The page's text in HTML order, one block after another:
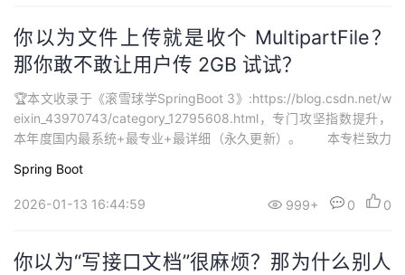
你以为文件上传就是收个 MultipartFile？
那你敢不敢让用户传 2GB 试试？
🏆本文收录于《滚雪球学SpringBoot 3》:https://blog.csdn.net/w
eixin_43970743/category_12795608.html，专门攻坚指数提升，
本年度国内最系统+最专业+最详细（永久更新）。 本专栏致力
网独家首发，打造精品专栏，专栏持续更新中…欢迎大家订阅持续学
习。...
Spring Boot
2026-01-13 16:44:59 999+ 0 0
你以为“写接口文档”很麻烦？那为什么别人